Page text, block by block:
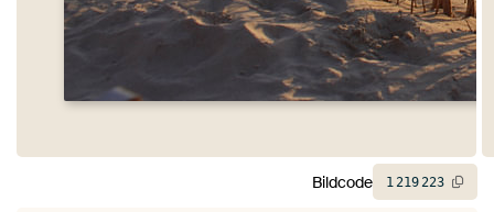
Bildcode 1219223